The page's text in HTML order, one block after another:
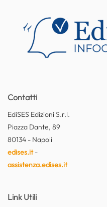
Contatti
EdiSES Edizioni S.r.l.
Piazza Dante, 89
80134 - Napoli
edises.it-
assistenza.edises.it
Link Utili